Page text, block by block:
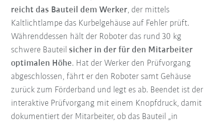
reicht das Bauteil dem Werker, der mittels
Kaltlichtlampe das Kurbelgehäuse auf Fehler prüft.
Währenddessen hält der Roboter das rund 30 kg
schwere Bauteil sicher in der für den Mitarbeiter
optimalen Höhe. Hat der Werker den Prüfvorgang
abgeschlossen, fährt er den Roboter samt Gehäuse
zurück zum Förderband und legt es ab. Beendet ist der
interaktive Prüfvorgang mit einem Knopfdruck, damit
dokumentiert der Mitarbeiter, ob das Bauteil „in